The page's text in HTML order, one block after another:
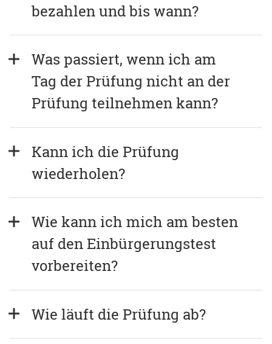
bezahlen und bis wann?
Was passiert, wenn ich am
Tag der Prüfung nicht an der
Prüfung teilnehmen kann?
Kann ich die Prüfung
wiederholen?
Wie kann ich mich am besten
auf den Einbürgerungstest
vorbereiten?
Wie läuft die Prüfung ab?